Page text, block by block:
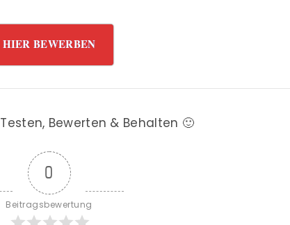
HIER BEWERBEN
Bewerten & Behalten 🙂
0
Beitragsbewertung